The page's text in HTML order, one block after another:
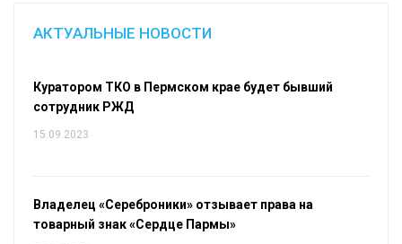
АКТУАЛЬНЫЕ НОВОСТИ
Куратором ТКО в Пермском крае будет бывший
сотрудник РЖД
15.09.2023
Владелец «Сереброники» отзывает права на
товарный знак «Сердце Пармы»